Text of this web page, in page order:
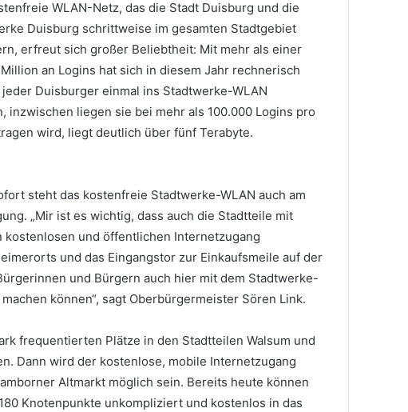
WLAN-Netz, das die Stadt Duisburg und die
Duisburg schrittweise im gesamten Stadtgebiet
erfreut sich großer Beliebtheit: Mit mehr als einer
an Logins hat sich in diesem Jahr rechnerisch
Duisburger einmal ins Stadtwerke-WLAN
liegen sie bei mehr als 100.000 Logins pro
wird, liegt deutlich über fünf Terabyte.
steht das kostenfreie Stadtwerke-WLAN auch am
„Mir ist es wichtig, dass auch die Stadtteile mit
und öffentlichen Internetzugang
und das Eingangstor zur Einkaufsmeile auf der
und Bürgern auch hier mit dem Stadtwerke-
können“, sagt Oberbürgermeister Sören Link.
frequentierten Plätze in den Stadtteilen Walsum und
Dann wird der kostenlose, mobile Internetzugang
Altmarkt möglich sein. Bereits heute können
Knotenpunkte unkompliziert und kostenlos in das